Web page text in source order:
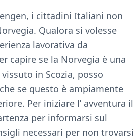
i cittadini Italiani non
Qualora si volesse
lavorativa da
capire se la Norvegia è una
in Scozia, posso
se questo è ampiamente
Per iniziare l’ avventura il
per informarsi sul
necessari per non trovarsi